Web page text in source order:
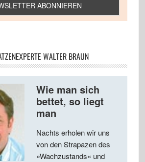
WALTER BRAUN
Wie man sich
bettet, so liegt
man
Nachts erholen wir uns
von den Strapazen des
»Wachzustands« und